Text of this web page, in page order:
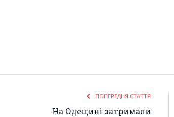
ПОПЕРЕДНЯ СТАТТЯ
На Одещині затримали